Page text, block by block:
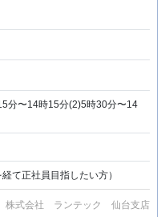
分〜14時15分(2)5時30分〜14
て正社員目指したい方）
株式会社 ランテック 仙台支店